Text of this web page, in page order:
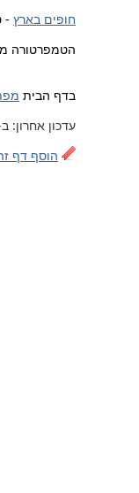
חופים בארץ -
הטמפרטורה
בדף הבית
עדכון אחרון: ב- 08 אוגוסט 2026, יום שבת,
הוסף דף